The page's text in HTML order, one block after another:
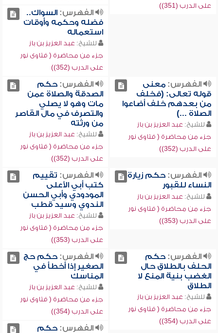
على الدرب (351))
الفهرس:السواك..
فضله وحكمه وأوقات
استعماله
للشيخ: عبد العزيز بن باز
جزء من محاضرة ( فتاوى نور
على الدرب (352))
الفهرس:معنى
قوله تعالى: (فخلف
من بعدهم خلف أضاعوا
الصلاة ...)
للشيخ: عبد العزيز بن باز
جزء من محاضرة ( فتاوى نور
على الدرب (352))
الفهرس:حكم
الصدقة والصلاة عمن
مات وهو لا يصلي
والتصرف في مال القاصر
من ورثته
للشيخ: عبد العزيز بن باز
جزء من محاضرة ( فتاوى نور
على الدرب (352))
الفهرس:حكم زيارة
النساء للقبور
للشيخ: عبد العزيز بن باز
جزء من محاضرة ( فتاوى نور
على الدرب (353))
الفهرس: تقييم
كتب أبي الأعلى
المودودي وأبي الحسن
الندوي وسيد قطب
للشيخ: عبد العزيز بن باز
جزء من محاضرة ( فتاوى نور
على الدرب (353))
الفهرس:حكم
الحلف بالطلاق حال
الغضب بنية المنع لا
الطلاق
للشيخ: عبد العزيز بن باز
جزء من محاضرة ( فتاوى نور
على الدرب (354))
الفهرس:حكم حج
الصغير إذا أخطأ في
المناسك
للشيخ: عبد العزيز بن باز
جزء من محاضرة ( فتاوى نور
على الدرب (354))
الفهرس:حكم